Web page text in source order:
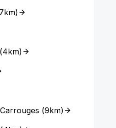
7km)
(4km)
(9km)